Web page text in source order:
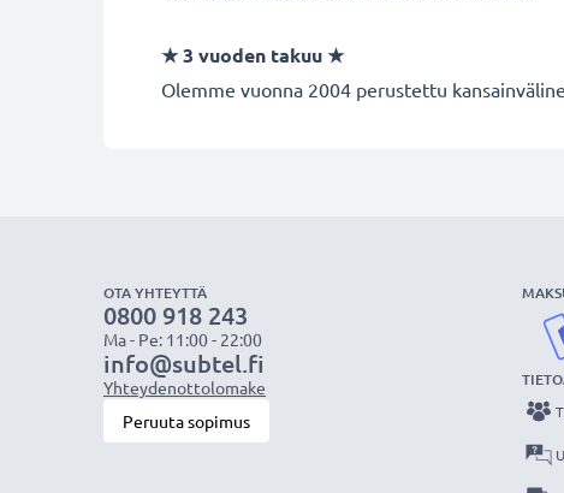
★3 vuoden takuu★
Olemme vuonna 2004 perustettu
OTA YHTEYTTÄ
0800 918 243
Ma - Pe: 11:00 - 22:00
info@subtel.fi
Yhteydenottolomake
Peruuta sopimus